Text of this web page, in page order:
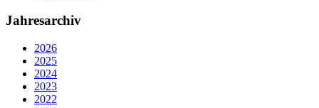
Jahresarchiv
2026
2025
2024
2023
2022